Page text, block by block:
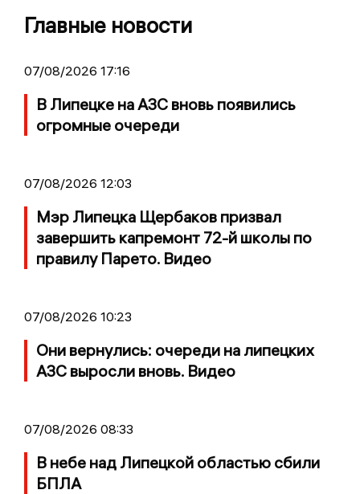
Главные новости
07/08/2026 17:16
В Липецке на АЗС вновь появились
огромные очереди
07/08/2026 12:03
Мэр Липецка Щербаков призвал
завершить капремонт 72-й школы по
правилу Парето. Видео
07/08/2026 10:23
Они вернулись: очереди на липецких
АЗС выросли вновь. Видео
07/08/2026 08:33
В небе над Липецкой областью сбили
БПЛА